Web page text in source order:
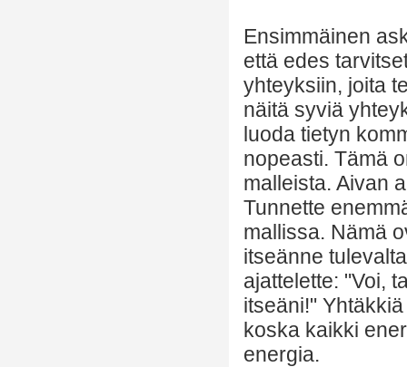
Ensimmäinen
että edes
yhteyksiin, joita
näitä syviä
luoda tietyn
nopeasti. Tämä
malleista. Aivan
Tunnette
mallissa. Nämä
itseänne
ajattelette: "Voi,
itseäni!"
koska kaikki
energia.